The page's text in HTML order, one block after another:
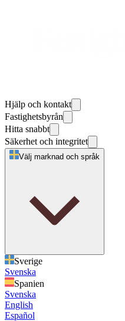
Hjälp och kontakt
Fastighetsbyrån
Hitta snabbt
Säkerhet och integritet
Välj marknad och språk
Sverige
Svenska
Spanien
Svenska
English
Español